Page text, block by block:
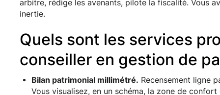
arbitre, rédige les avenants, pilote la fiscalité. Vous
inertie.
Quels sont les services
conseiller en gestion de
Bilan patrimonial millimétré. Recensement ligne
Vous visualisez, en un schéma, la zone de